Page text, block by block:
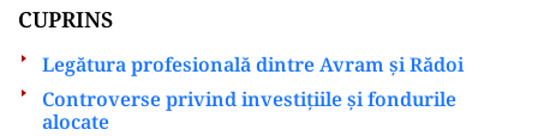
CUPRINS
Legătura profesională dintre Avram și Rădoi
Controverse privind investițiile și fondurile
alocate